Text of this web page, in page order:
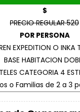
$
PRECIO REGULAR 520
POR PERSONA
EXPEDITION O INKA
BASE HABITACION
CATEGORIA 4
o Familias de 2 a 3